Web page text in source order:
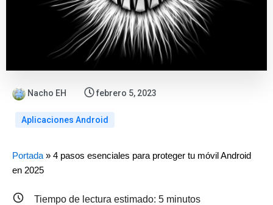
Nacho EH febrero 5, 2023
Aplicaciones Android
Portada » 4 pasos esenciales para proteger tu móvil Android
en 2025
Tiempo de lectura estimado: 5 minutos